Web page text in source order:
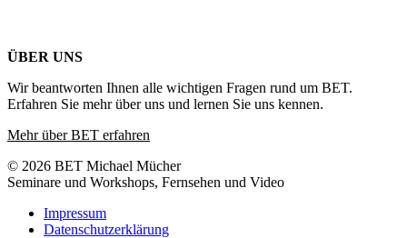
ÜBER UNS
Wir beantworten Ihnen alle wichtigen Fragen rund um BET.
Erfahren Sie mehr über uns und lernen Sie uns kennen.
Mehr über BET erfahren
© 2026 BET Michael Mücher
Seminare und Workshops, Fernsehen und Video
Impressum
Datenschutzerklärung